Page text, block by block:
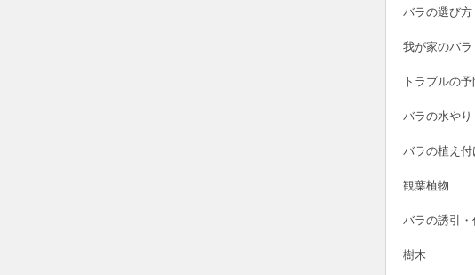
バラの選び方
我が家のバラ
トラブルの
バラの水やり
バラの植え付
観葉植物
バラの誘引
樹木